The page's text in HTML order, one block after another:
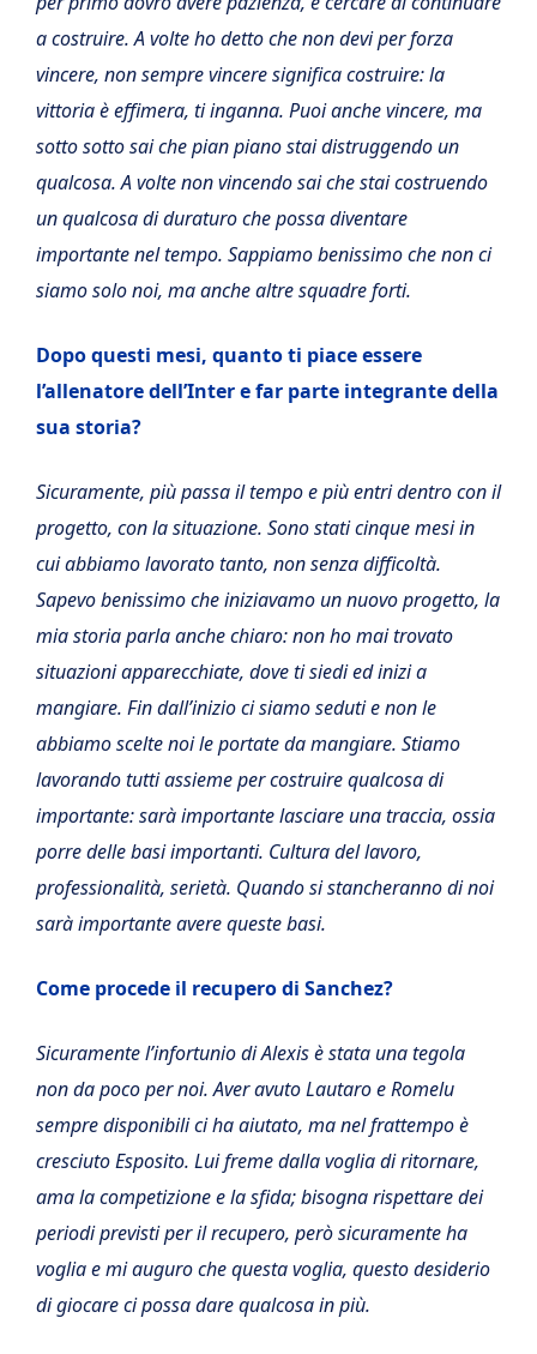
a costruire. A volte ho detto che non devi per forza
vincere, non sempre vincere significa costruire: la
vittoria è effimera, ti inganna. Puoi anche vincere, ma
sotto sotto sai che pian piano stai distruggendo un
qualcosa. A volte non vincendo sai che stai costruendo
un qualcosa di duraturo che possa diventare
importante nel tempo. Sappiamo benissimo che non ci
siamo solo noi, ma anche altre squadre forti.
Dopo questi mesi, quanto ti piace essere
l’allenatore dell’Inter e far parte integrante della
sua storia?
Sicuramente, più passa il tempo e più entri dentro con il
progetto, con la situazione. Sono stati cinque mesi in
cui abbiamo lavorato tanto, non senza difficoltà.
Sapevo benissimo che iniziavamo un nuovo progetto, la
mia storia parla anche chiaro: non ho mai trovato
situazioni apparecchiate, dove ti siedi ed inizi a
mangiare. Fin dall’inizio ci siamo seduti e non le
abbiamo scelte noi le portate da mangiare. Stiamo
lavorando tutti assieme per costruire qualcosa di
importante: sarà importante lasciare una traccia, ossia
porre delle basi importanti. Cultura del lavoro,
professionalità, serietà. Quando si stancheranno di noi
sarà importante avere queste basi.
Come procede il recupero di Sanchez?
Sicuramente l’infortunio di Alexis è stata una tegola
non da poco per noi. Aver avuto Lautaro e Romelu
sempre disponibili ci ha aiutato, ma nel frattempo è
cresciuto Esposito. Lui freme dalla voglia di ritornare,
ama la competizione e la sfida; bisogna rispettare dei
periodi previsti per il recupero, però sicuramente ha
voglia e mi auguro che questa voglia, questo desiderio
di giocare ci possa dare qualcosa in più.